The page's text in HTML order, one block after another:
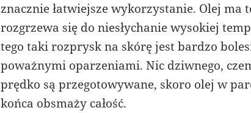
znacznie łatwiejsze wykorzystanie. Olej ma
rozgrzewa się do niesłychanie wysokiej
tego taki rozprysk na skórę jest bardzo
poważnymi oparzeniami. Nic dziwnego,
prędko są przegotowywane, skoro olej w
końca obsmaży całość.